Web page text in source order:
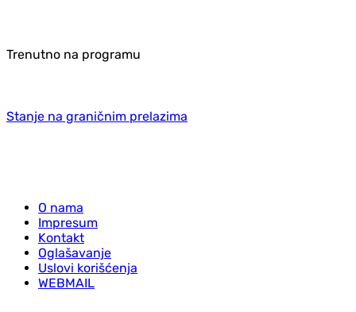
Trenutno na programu
Stanje na graničnim prelazima
O nama
Impresum
Kontakt
Oglašavanje
Uslovi korišćenja
WEBMAIL